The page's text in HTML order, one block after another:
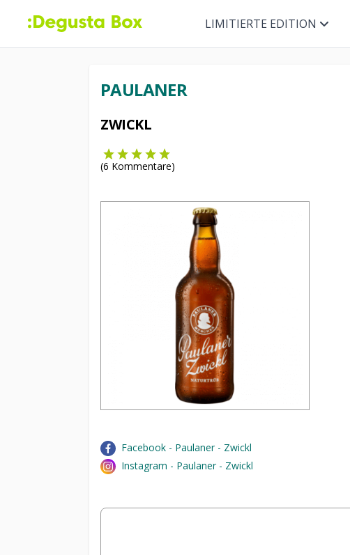
LIMITIERTE EDITION
PAULANER
ZWICKL
(6 Kommentare)
Facebook - Paulaner - Zwickl
Instagram - Paulaner - Zwickl